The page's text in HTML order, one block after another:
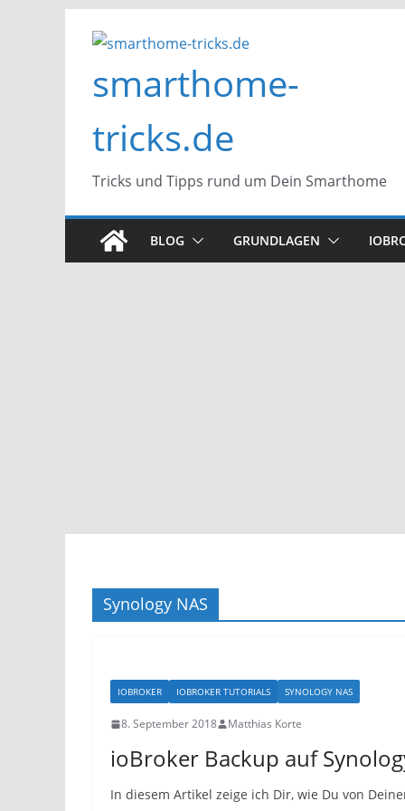
Inhalt
smarthome-
tricks.de
Tricks und Tipps rund um Dein Smarthome
BLOG GRUNDLAGEN
Synology NAS
IOBROKER IOBROKER TUTORIALS SYNOLOGY NAS
8. September 2018 Matthias Korte
ioBroker Backup auf
In diesem Artikel zeige ich Dir, wie Du von